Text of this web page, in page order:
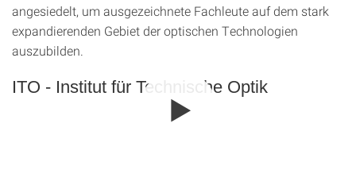
angesiedelt, um ausgezeichnete Fachleute auf dem stark
expandierenden Gebiet der optischen Technologien
auszubilden.
ITO - Institut für Technische Optik